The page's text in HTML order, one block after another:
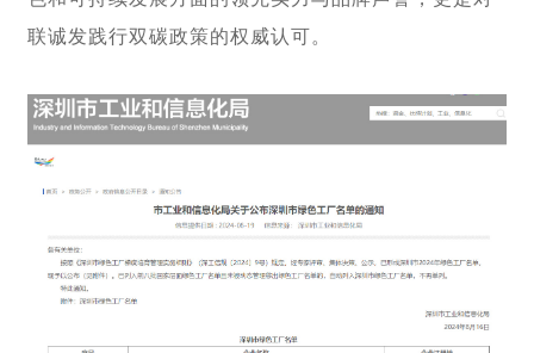
联诚发践行双碳政策的权威认可。